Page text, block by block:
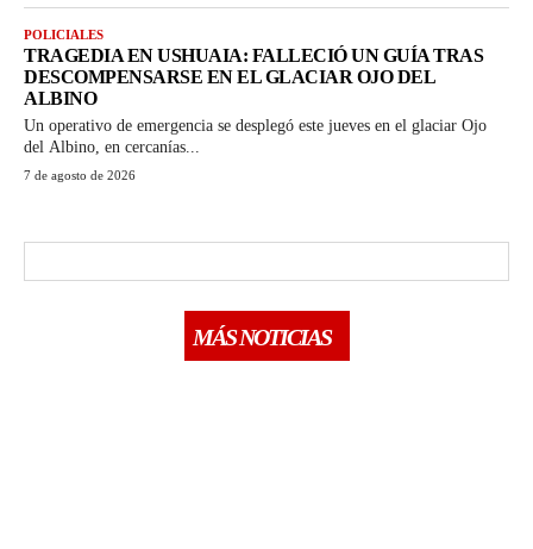
POLICIALES
TRAGEDIA EN USHUAIA: FALLECIÓ UN GUÍA TRAS
DESCOMPENSARSE EN EL GLACIAR OJO DEL
ALBINO
Un operativo de emergencia se desplegó este jueves en el glaciar Ojo
del Albino, en cercanías...
7 de agosto de 2026
MÁS NOTICIAS